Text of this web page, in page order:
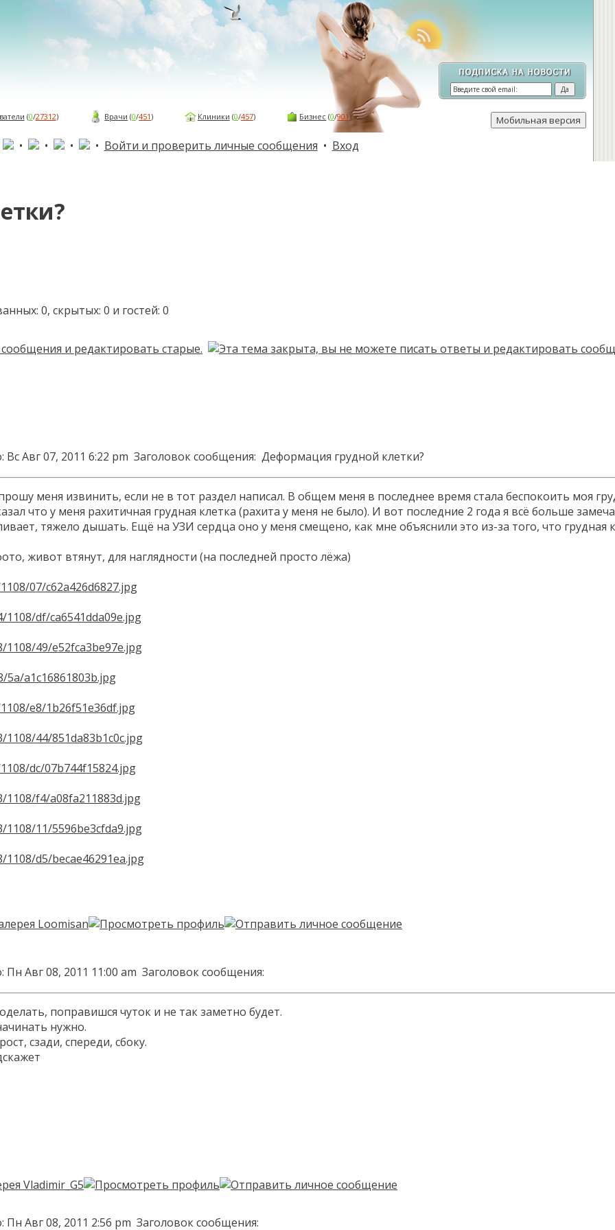
(0/27312) Врачи (0/451) Клиники (0/457) Бизнес (0/901)
• • • • Войти и проверить личные сообщения • Вход
0, скрытых: 0 и гостей: 0
Авг 07, 2011 6:22 pm Заголовок сообщения: Деформация грудной клетки?
меня извинить, если не в тот раздел написал. В общем меня в последнее время стала беспокоить
что у меня рахитичная грудная клетка (рахита у меня не было). И вот последние 2 года я всё больше
тяжело дышать. Ещё на УЗИ сердца оно у меня смещено, как мне объяснили это из-за того, что
живот втянут, для наглядности (на последней просто лёжа)
07/c62a426d6827.jpg
df/ca6541dda09e.jpg
49/e52fca3be97e.jpg
a1c16861803b.jpg
e8/1b26f51e36df.jpg
44/851da83b1c0c.jpg
dc/07b744f15824.jpg
f4/a08fa211883d.jpg
11/5596be3cfda9.jpg
d5/becae46291ea.jpg
Пн Авг 08, 2011 11:00 am Заголовок сообщения:
поправишся чуток и не так заметно будет.
нужно.
сзади, спереди, сбоку.
Пн Авг 08, 2011 2:56 pm Заголовок сообщения: